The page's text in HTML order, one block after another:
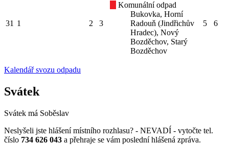
31 1 2 3
Komunální odpad
Bukovka, Horní
Radouň (Jindřichův
Hradec), Nový
Bozděchov, Starý
Bozděchov
5 6
Kalendář svozu odpadu
Svátek
Svátek má Soběslav
Neslyšeli jste hlášení místního rozhlasu? - NEVADÍ - vytočte tel.
číslo 734 626 043 a přehraje se vám poslední hlášená zpráva.